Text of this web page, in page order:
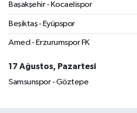
Başakşehir - Kocaelispor
Beşiktaş - Eyüpspor
Amed - Erzurumspor FK
17 Ağustos, Pazartesi
Samsunspor - Göztepe